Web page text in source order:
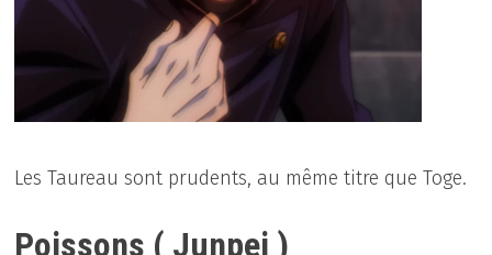
Les Taureau sont prudents, au même titre que Toge.
Poissons ( Junpei )